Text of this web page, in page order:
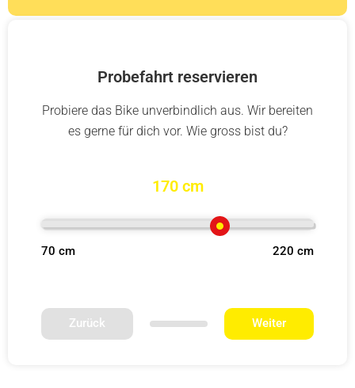
Probefahrt reservieren
Probiere das Bike unverbindlich aus. Wir bereiten
es gerne für dich vor. Wie gross bist du?
170 cm
70 cm 220 cm
Zurück Weiter